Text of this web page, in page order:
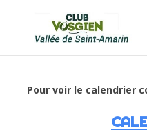
Pour voir le calendrier